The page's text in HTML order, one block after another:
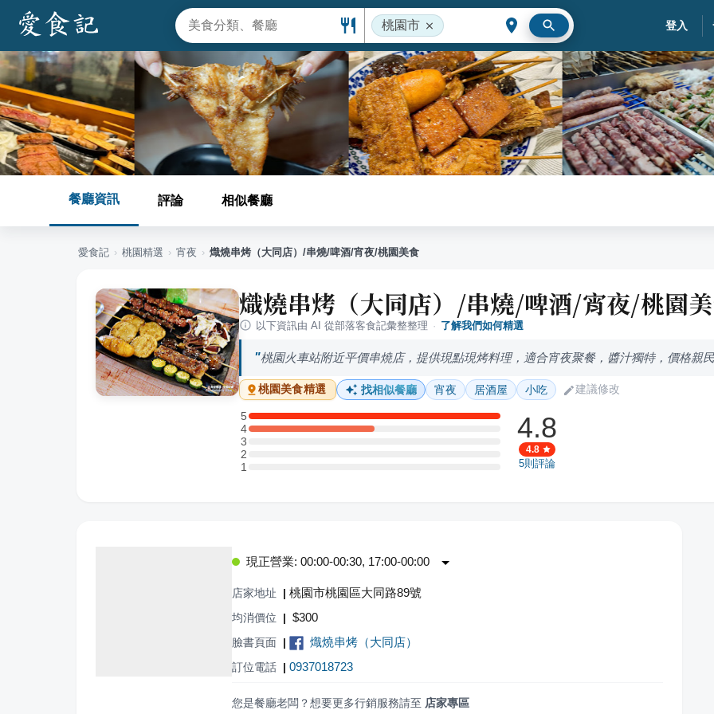
桃園市 登入
餐廳資訊 評論 相似餐廳
愛食記 › 桃園精選 › 宵夜 › 熾燒串烤（大同店）/串燒/啤酒/宵夜/桃園美食
熾燒串烤（大同店）/串燒/啤酒/宵夜/桃園
以下資訊由 AI 從部落客食記彙整整理 · 了解我們如何精選
桃園火車站附近平價串燒店，提供現點現烤料理，適合宵夜聚餐，醬汁獨特，價格親
桃園美食精選 找相似餐廳 宵夜 居酒屋 小吃 建議修改
5
5 星：2 則評論
4
4 星：1 則評論
3
3 星：0 則評論
2
2 星：0 則評論
11 星：0 則評論
4.8
4.8
5則評論
現正營業: 00:00-00:30, 17:00-00:00
店家地址 | 桃園市桃園區大同路89號
均消價位 | $300
臉書頁面 | 熾燒串烤（大同店）
訂位電話 | 0937018723
您是餐廳老闆？想要更多行銷服務請至 店家專區